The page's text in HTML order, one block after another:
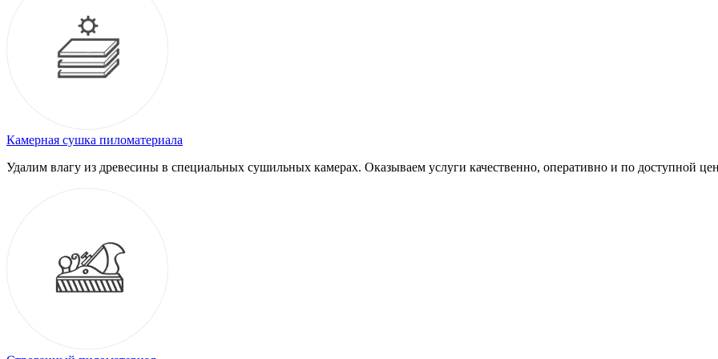
Камерная сушка пиломатериала
Удалим влагу из древесины в специальных сушильных камерах. Оказываем услуги качественно, оперативно и по доступной